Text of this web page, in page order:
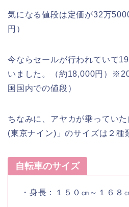
気になる値段は定価が32万
円 ）
今ならセールが行われていて
いました。（約18,000円 ）
国国内での値段）
ちなみに、アヤカが乗ってい
(東京ナイン) 」のサイズは ２種
自転車のサイズ
・身長： １５０㎝～１６８